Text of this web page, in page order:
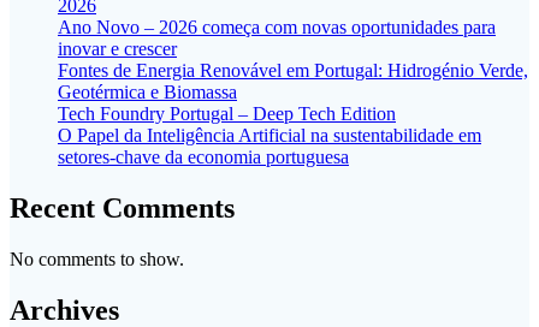
2026
Ano Novo – 2026 começa com novas oportunidades para
inovar e crescer
Fontes de Energia Renovável em Portugal: Hidrogénio Verde,
Geotérmica e Biomassa
Tech Foundry Portugal – Deep Tech Edition
O Papel da Inteligência Artificial na sustentabilidade em
setores-chave da economia portuguesa
Recent Comments
No comments to show.
Archives